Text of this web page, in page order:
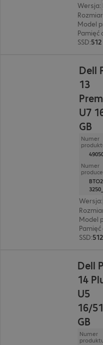
Wersja:
Model
Pamięć
SSD:512
Dell
13
U7
GB
Numer
Numer
Wersja:
Model
SSD:
Dell
14
U5
16/
GB
Numer